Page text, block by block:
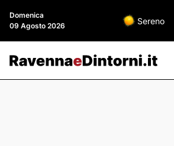
Domenica
09 Agosto 2026
Sereno